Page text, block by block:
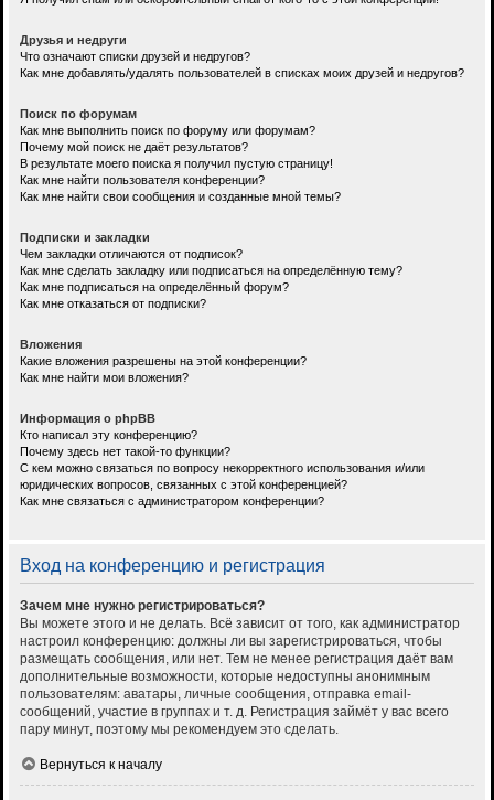
Друзья и недруги
Что означают списки друзей и недругов?
Как мне добавлять/удалять пользователей в списках моих друзей и недругов?
Поиск по форумам
Как мне выполнить поиск по форуму или форумам?
Почему мой поиск не даёт результатов?
В результате моего поиска я получил пустую страницу!
Как мне найти пользователя конференции?
Как мне найти свои сообщения и созданные мной темы?
Подписки и закладки
Чем закладки отличаются от подписок?
Как мне сделать закладку или подписаться на определённую тему?
Как мне подписаться на определённый форум?
Как мне отказаться от подписки?
Вложения
Какие вложения разрешены на этой конференции?
Как мне найти мои вложения?
Информация о phpBB
Кто написал эту конференцию?
Почему здесь нет такой-то функции?
С кем можно связаться по вопросу некорректного использования и/или
юридических вопросов, связанных с этой конференцией?
Как мне связаться с администратором конференции?
Вход на конференцию и регистрация
Зачем мне нужно регистрироваться?
Вы можете этого и не делать. Всё зависит от того, как администратор
настроил конференцию: должны ли вы зарегистрироваться, чтобы
размещать сообщения, или нет. Тем не менее регистрация даёт вам
дополнительные возможности, которые недоступны анонимным
пользователям: аватары, личные сообщения, отправка email-
сообщений, участие в группах и т. д. Регистрация займёт у вас всего
пару минут, поэтому мы рекомендуем это сделать.
Вернуться к началу